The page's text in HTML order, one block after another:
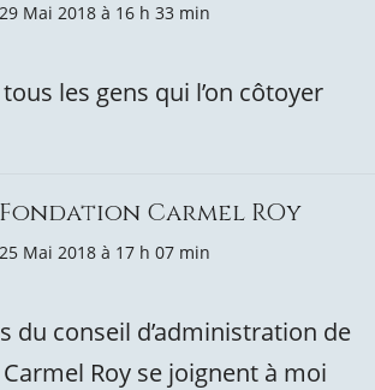
29 Mai 2018 à 16 h 33 min
les gens qui l’on côtoyer
Fondation Carmel ROy
25 Mai 2018 à 17 h 07 min
du conseil d’administration de
Roy se joignent à moi